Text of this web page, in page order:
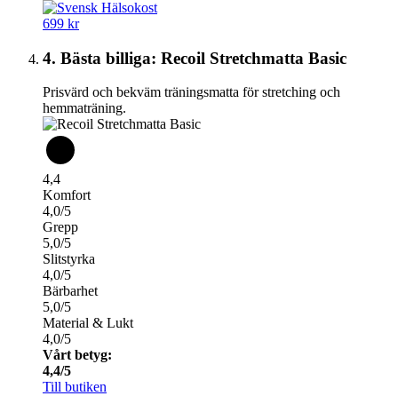
699 kr
4. Bästa billiga: Recoil Stretchmatta Basic
Prisvärd och bekväm träningsmatta för stretching och
hemmaträning.
4,4
Komfort
4,0/5
Grepp
5,0/5
Slitstyrka
4,0/5
Bärbarhet
5,0/5
Material & Lukt
4,0/5
Vårt betyg:
4,4/5
Till butiken